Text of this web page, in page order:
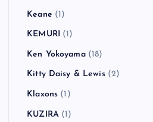
Keane (1)
KEMURI (1)
Ken Yokoyama(18)
Kitty Daisy & Lewis(2)
Klaxons (1)
KUZIRA(1)